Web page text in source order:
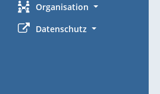
Organisation
Datenschutz